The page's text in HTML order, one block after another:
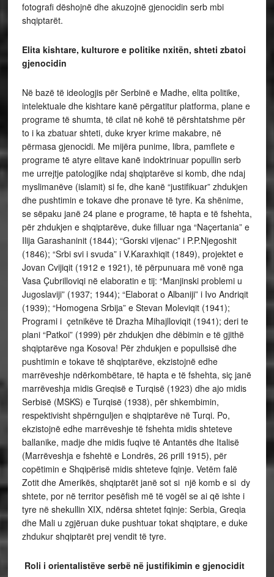
fotografi dëshojnë dhe akuzojnë gjenocidin serb mbi
shqiptarët.
Elita kishtare, kulturore e politike nxitën, shteti zbatoi
gjenocidin
Në bazë të ideologjis për Serbinë e Madhe, elita politike,
intelektuale dhe kishtare kanë përgatitur platforma, plane e
programe të shumta, të cilat në kohë të përshtatshme për
to i ka zbatuar shteti, duke kryer krime makabre, në
përmasa gjenocidi. Me mijëra punime, libra, pamflete e
programe të atyre elitave kanë indoktrinuar popullin serb
me urrejtje patologjike ndaj shqiptarëve si komb, dhe ndaj
myslimanëve (islamit) si fe, dhe kanë “justifikuar” zhdukjen
dhe pushtimin e tokave dhe pronave të tyre. Ka shënime,
se sëpaku janë 24 plane e programe, të hapta e të fshehta,
për zhdukjen e shqiptarëve, duke filluar nga “Naçertania” e
Ilija Garashaninit (1844); “Gorski vijenac” i P.P.Njegoshit
(1846); “Srbi svi i svuda” i V.Karaxhiqit (1849), projektet e
Jovan Cvijiqit (1912 e 1921), të përpunuara më vonë nga
Vasa Çubrilloviqi në elaboratin e tij: “Manjinski problemi u
Jugoslaviji” (1937; 1944); “Elaborat o Albaniji” i Ivo Andriqit
(1939); “Homogena Srbija” e Stevan Moleviqit (1941);
Programi i çetnikëve të Drazha Mihajlloviqit (1941); deri te
plani “Patkoi” (1999) për zhdukjen dhe dëbimin e të gjithë
shqiptarëve nga Kosova! Për zhdukjen e popullsisë dhe
pushtimin e tokave të shqiptarëve, ekzistojnë edhe
marrëveshje ndërkombëtare, të hapta e të fshehta, siç janë
marrëveshja midis Greqisë e Turqisë (1923) dhe ajo midis
Serbisë (MSKS) e Turqisë (1938), për shkembimin,
respektivisht shpërnguljen e shqiptarëve në Turqi. Po,
ekzistojnë edhe marrëveshje të fshehta midis shteteve
ballanike, madje dhe midis fuqive të Antantës dhe Italisë
(Marrëveshja e fshehtë e Londrës, 26 prill 1915), për
copëtimin e Shqipërisë midis shteteve fqinje. Vetëm falë
Zotit dhe Amerikës, shqiptarët janë sot si një komb e si dy
shtete, por në territor pesëfish më të vogël se ai që ishte i
tyre në shekullin XIX, ndërsa shtetet fqinje: Serbia, Greqia
dhe Mali u zgjëruan duke pushtuar tokat shqiptare, e duke
zhdukur shqiptarët prej vendit të tyre.
Roli i orientalistëve serbë në justifikimin e gjenocidit